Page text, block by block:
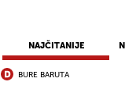
NAJČITANIJE
BURE BARUTA